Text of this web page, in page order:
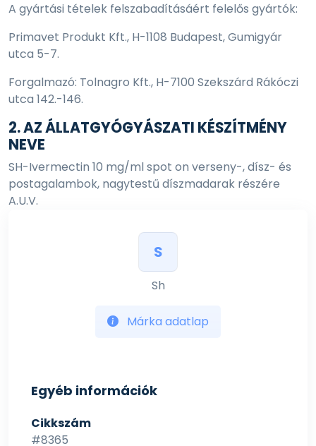
A gyártási tételek felszabadításáért felelős gyártók:
Primavet Produkt Kft., H-1108 Budapest, Gumigyár
utca 5-7.
Forgalmazó: Tolnagro Kft., H-7100 Szekszárd Rákóczi
utca 142.-146.
2. AZ ÁLLATGYÓGYÁSZATI KÉSZÍTMÉNY
NEVE
SH-Ivermectin 10 mg/ml spot on verseny-, dísz- és
postagalambok, nagytestű díszmadarak részére
A.U.V.
3. HATÓANYAGOK ÉS EGYÉB ÖSSZETEVŐK
4. JAVALLAT(OK)
Verseny-, dísz- és postagalambok, nagytestű
díszmadarak fonalférgességének illetve a
testnedvekkel táplálkozó ektoparaziták okozta
S
Sh
Márka adatlap
Egyéb információk
Cikkszám
#8365